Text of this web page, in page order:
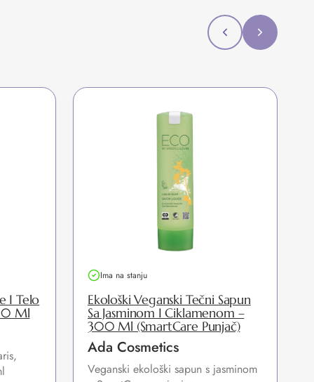
I Telo
Ml
Ima na stanju
Ekološki Veganski Tečni Sapun
Sa Jasminom I Ciklamenom –
300 Ml (SmartCare Punjač)
Ada Cosmetics
Veganski ekološki sapun s jasminom